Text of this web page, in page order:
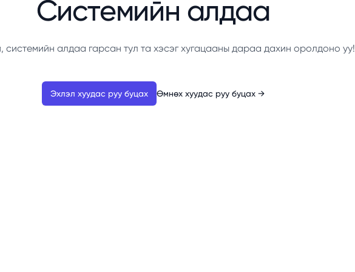
Системийн алдаа
системийн алдаа гарсан тул та хэсэг хугацааны дараа дахин оролдоно уу!
Эхлэл хуудас руу буцах Өмнөх хуудас руу буцах →